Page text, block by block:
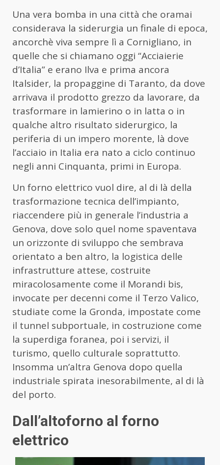
Una vera bomba in una città che oramai
considerava la siderurgia un finale di epoca,
ancorchè viva sempre lì a Cornigliano, in
quelle che si chiamano oggi “Acciaierie
d’Italia” e erano Ilva e prima ancora
Italsider, la propaggine di Taranto, da dove
arrivava il prodotto grezzo da lavorare, da
trasformare in lamierino o in latta o in
qualche altro risultato siderurgico, la
periferia di un impero morente, là dove
l’acciaio in Italia era nato a ciclo continuo
negli anni Cinquanta, primi in Europa.
Un forno elettrico vuol dire, al di là della
trasformazione tecnica dell’impianto,
riaccendere più in generale l’industria a
Genova, dove solo quel nome spaventava
un orizzonte di sviluppo che sembrava
orientato a ben altro, la logistica delle
infrastrutture attese, costruite
miracolosamente come il Morandi bis,
invocate per decenni come il Terzo Valico,
studiate come la Gronda, impostate come
il tunnel subportuale, in costruzione come
la superdiga foranea, poi i servizi, il
turismo, quello culturale soprattutto.
Insomma un’altra Genova dopo quella
industriale spirata inesorabilmente, al di là
del porto.
Dall’altoforno al forno
elettrico